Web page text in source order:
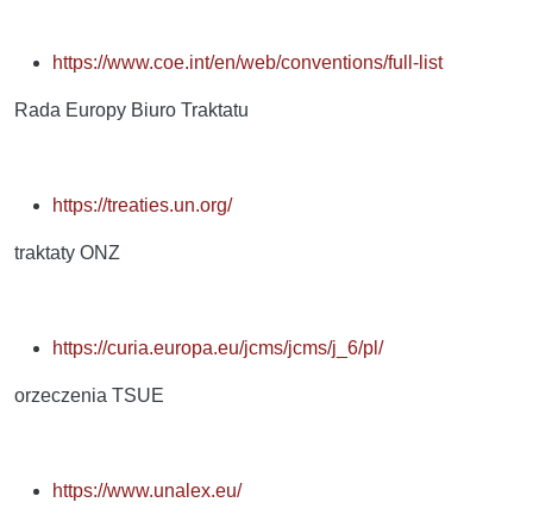
https://www.coe.int/en/web/conventions/full-list
Rada Europy Biuro Traktatu
https://treaties.un.org/
traktaty ONZ
https://curia.europa.eu/jcms/jcms/j_6/pl/
orzeczenia TSUE
https://www.unalex.eu/